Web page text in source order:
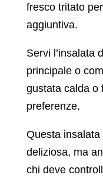
fresco tritato
aggiuntiva.
Servi l’insalata
principale o
gustata calda o
preferenze.
Questa
deliziosa, ma
chi deve